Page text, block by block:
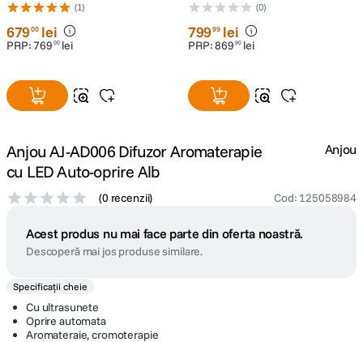
10. insta 360
(1)
67900 lei
PRP:769 00 lei
(0)
79999 lei
PRP:869 90 lei
Anjou AJ-AD006 Difuzor Aromaterapie
cu LED Auto-oprire Alb
(0 recenzii) Cod: 125058984
Anjou
Acest produs nu mai face parte din oferta noastră.
Descoperă mai jos produse similare.
Specificații cheie
Cu ultrasunete
Oprire automata
Aromateraie, cromoterapie